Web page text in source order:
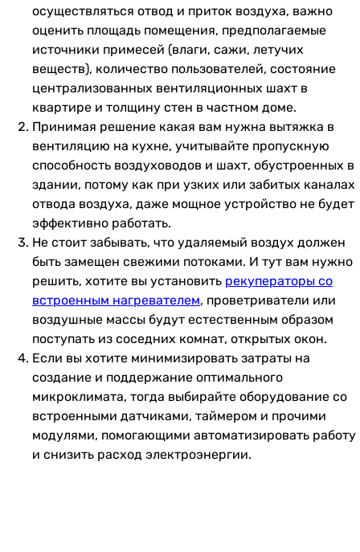
осуществляться отвод и приток воздуха, важно
оценить площадь помещения, предполагаемые
источники примесей (влаги, сажи, летучих
веществ), количество пользователей, состояние
централизованных вентиляционных шахт в
квартире и толщину стен в частном доме.
Принимая решение какая вам нужна вытяжка в
вентиляцию на кухне, учитывайте пропускную
способность воздуховодов и шахт, обустроенных в
здании, потому как при узких или забитых каналах
отвода воздуха, даже мощное устройство не будет
эффективно работать.
Не стоит забывать, что удаляемый воздух должен
быть замещен свежими потоками. И тут вам нужно
решить, хотите вы установить рекуператоры со
встроенным нагревателем, проветриватели или
воздушные массы будут естественным образом
поступать из соседних комнат, открытых окон.
Если вы хотите минимизировать затраты на
создание и поддержание оптимального
микроклимата, тогда выбирайте оборудование со
встроенными датчиками, таймером и прочими
модулями, помогающими автоматизировать работу
и снизить расход электроэнергии.